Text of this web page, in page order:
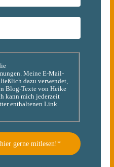
Meine E-Mail-
dazu verwendet,
Blog-Texte von Heike
kann mich jederzeit
enthaltenen Link